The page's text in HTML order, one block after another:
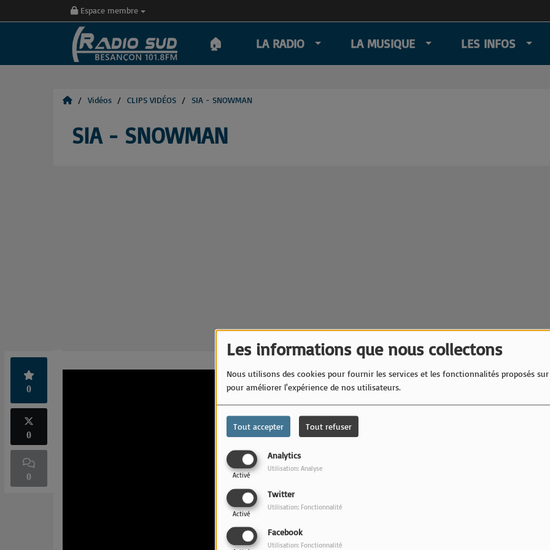
Les informations que nous collectons
Nous utilisons des cookies pour fournir les services et les fonctionnalités proposés
pour améliorer l'expérience de nos utilisateurs.
Tout accepter Tout refuser
Analytics
Activé
Utilisation: Analyse
Twitter
Activé
Utilisation: Fonctionnalité
Facebook
Utilisation: Fonctionnalité
Espace membre
🏠 LA RADIO LA MUSIQUE LES INFOS
Vidéos CLIPS VIDÉOS SIA - SNOWMAN
SIA - SNOWMAN
0
0
0